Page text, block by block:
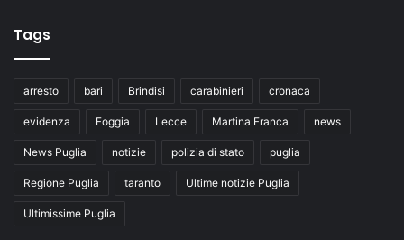
Tags
arresto bari Brindisi carabinieri cronaca
evidenza Foggia Lecce Martina Franca news
News Puglia notizie polizia di stato puglia
Regione Puglia taranto Ultime notizie Puglia
Ultimissime Puglia